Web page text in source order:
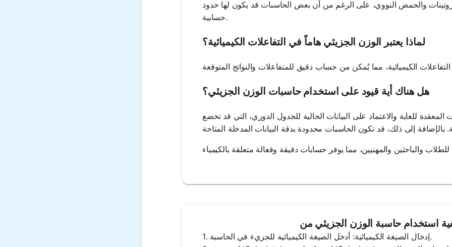
والحمض النووي، على الرغم من أن بعض الحاسبات قد يكون لها حدود
حسابية.
لماذا يعتبر الوزن الجزيئي هاماً في التفاعلات الكيميائية؟
هل هناك أية قيود على استخدام حاسبات الوزن الجزيئي؟
للغاية والاعتماد على البيانات الحالية للجدول الدوري، التي قد تخضع
1. إدخال الصيغة الكيميائية: أدخل الصيغة الكيميائية للجزيء في الحاسبة.